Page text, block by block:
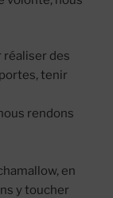
des
tenir
rendons
en
y toucher